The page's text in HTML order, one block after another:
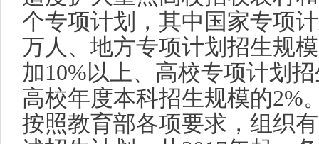
个专项计划，其中国家专项
万人、地方专项计划招生规
加10%以上、高校专项计划
高校年度本科招生规模的2%
按照教育部各项要求，组织